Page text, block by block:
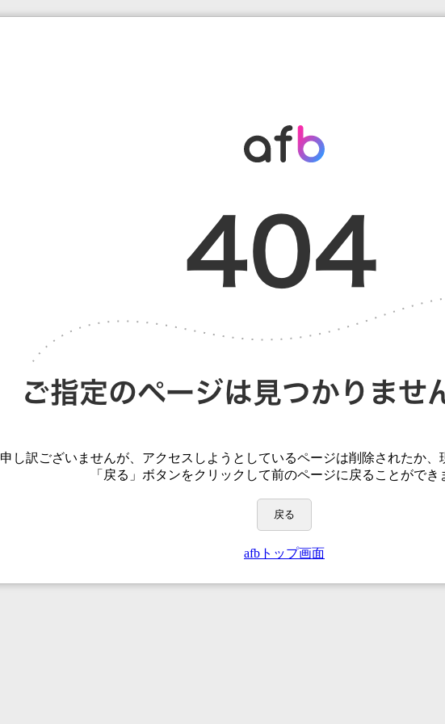
申し訳ございませんが、アクセスしようとしているページは削除されたか、
「戻る」ボタンをクリックして前のページに戻ることができ
戻る
afbトップ画面